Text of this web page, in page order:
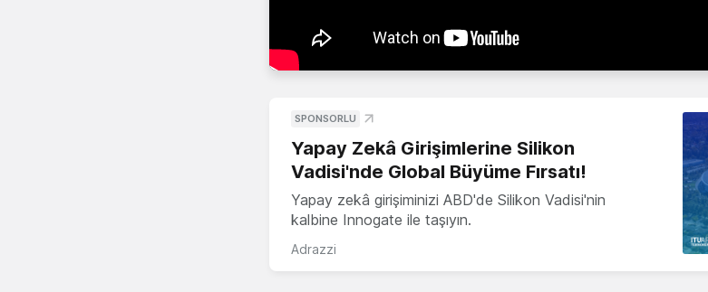
SPONSORLU
Yapay Zekâ Girişimlerine Silikon
Vadisi'nde Global Büyüme Fırsatı!
Yapay zekâ girişiminizi ABD'de Silikon Vadisi'nin
kalbine Innogate ile taşıyın.
Adrazzi